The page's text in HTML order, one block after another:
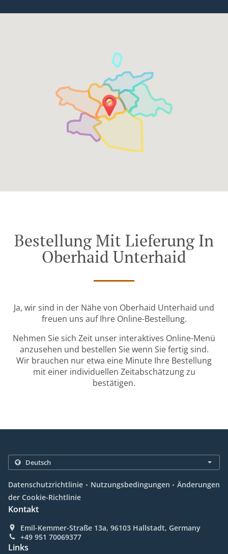
Bestellung Mit Lieferung In
Oberhaid Unterhaid
Ja, wir sind in der Nähe von Oberhaid Unterhaid und
freuen uns auf Ihre Online-Bestellung.
Nehmen Sie sich Zeit unser interaktives Online-Menü
anzusehen und bestellen Sie wenn Sie fertig sind.
Wir brauchen nur etwa eine Minute Ihre Bestellung
mit einer individuellen Zeitabschätzung zu
bestätigen.
Datenschutzrichtlinie . Nutzungsbedingungen . Änderungen
der Cookie-Richtlinie
Kontakt
Emil-Kemmer-Straße 13a, 96103 Hallstadt, Germany
+49 951 70069377
Links